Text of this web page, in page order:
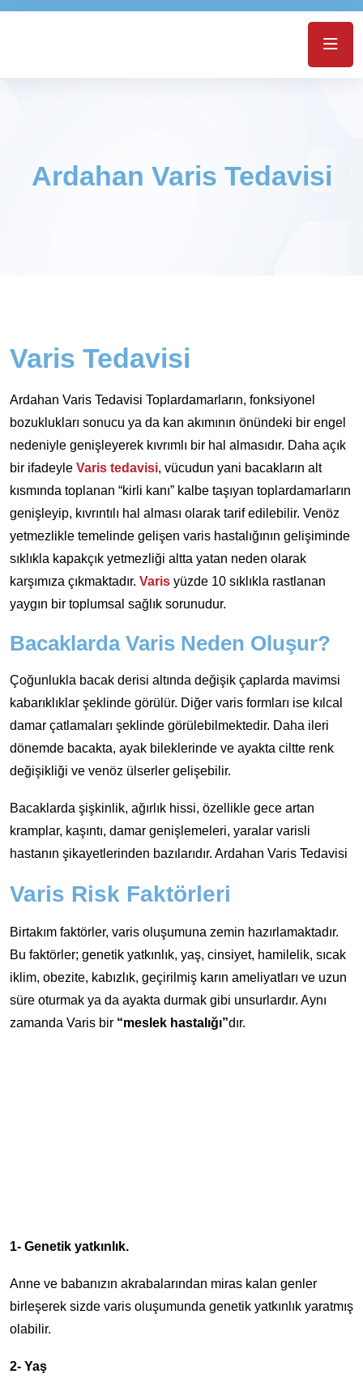
Ardahan Varis Tedavisi
Varis Tedavisi
Ardahan Varis Tedavisi Toplardamarların, fonksiyonel
bozuklukları sonucu ya da kan akımının önündeki bir engel
nedeniyle genişleyerek kıvrımlı bir hal almasıdır. Daha açık
bir ifadeyle Varis tedavisi, vücudun yani bacakların alt
kısmında toplanan “kirli kanı” kalbe taşıyan toplardamarların
genişleyip, kıvrıntılı hal alması olarak tarif edilebilir. Venöz
yetmezlikle temelinde gelişen varis hastalığının gelişiminde
sıklıkla kapakçık yetmezliği altta yatan neden olarak
karşımıza çıkmaktadır. Varis yüzde 10 sıklıkla rastlanan
yaygın bir toplumsal sağlık sorunudur.
Bacaklarda Varis Neden Oluşur?
Çoğunlukla bacak derisi altında değişik çaplarda mavimsi
kabarıklıklar şeklinde görülür. Diğer varis formları ise kılcal
damar çatlamaları şeklinde görülebilmektedir. Daha ileri
dönemde bacakta, ayak bileklerinde ve ayakta ciltte renk
değişikliği ve venöz ülserler gelişebilir.
Bacaklarda şişkinlik, ağırlık hissi, özellikle gece artan
kramplar, kaşıntı, damar genişlemeleri, yaralar varisli
hastanın şikayetlerinden bazılarıdır. Ardahan Varis Tedavisi
Varis Risk Faktörleri
Birtakım faktörler, varis oluşumuna zemin hazırlamaktadır.
Bu faktörler; genetik yatkınlık, yaş, cinsiyet, hamilelik, sıcak
iklim, obezite, kabızlık, geçirilmiş karın ameliyatları ve uzun
süre oturmak ya da ayakta durmak gibi unsurlardır. Aynı
zamanda Varis bir “meslek hastalığı”dır.
1- Genetik yatkınlık.
Anne ve babanızın akrabalarından miras kalan genler
birleşerek sizde varis oluşumunda genetik yatkınlık yaratmış
olabilir.
2- Yaş